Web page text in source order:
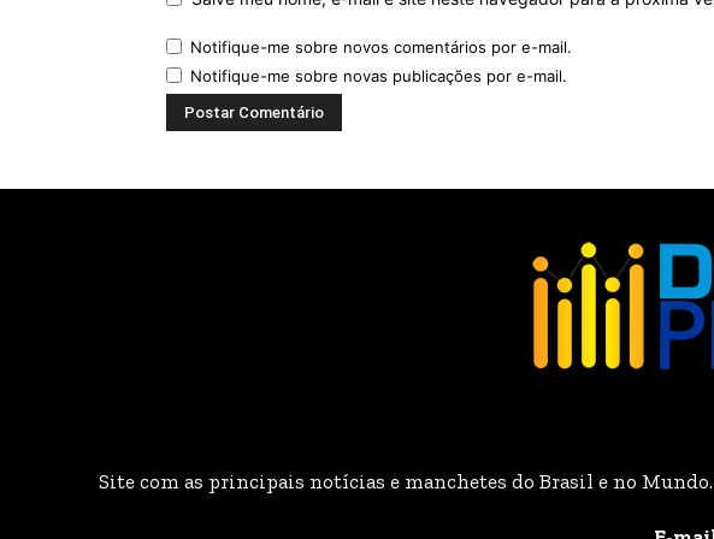
Notifique-me sobre novos comentários por e-mail.
Notifique-me sobre novas publicações por e-mail.
Site com as principais notícias e manchetes do Brasil e no